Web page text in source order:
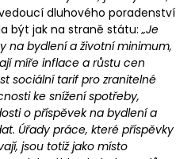
dluhového poradenství
být jak na straně státu:„Je
na bydlení a životní minimum,
míře inflace a růstu cen
sociální tarif pro zranitelné
ke snížení spotřeby,
o příspěvek na bydlení a
Úřady práce, které příspěvky
jsou totiž jako místo